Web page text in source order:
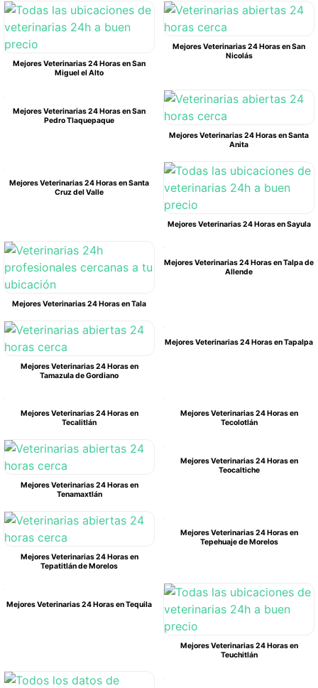
Mejores Veterinarias 24 Horas en San
Miguel el Alto
Mejores Veterinarias 24 Horas en San
Nicolás
Mejores Veterinarias 24 Horas en San
Pedro Tlaquepaque
Mejores Veterinarias 24 Horas en Santa
Anita
Mejores Veterinarias 24 Horas en Santa
Cruz del Valle
Mejores Veterinarias 24 Horas en Sayula
Mejores Veterinarias 24 Horas en Tala
Mejores Veterinarias 24 Horas en Talpa de
Allende
Mejores Veterinarias 24 Horas en
Tamazula de Gordiano
Mejores Veterinarias 24 Horas en Tapalpa
Mejores Veterinarias 24 Horas en
Tecalitlán
Mejores Veterinarias 24 Horas en
Tecolotlán
Mejores Veterinarias 24 Horas en
Tenamaxtlán
Mejores Veterinarias 24 Horas en
Teocaltiche
Mejores Veterinarias 24 Horas en
Tepatitlán de Morelos
Mejores Veterinarias 24 Horas en
Tepehuaje de Morelos
Mejores Veterinarias 24 Horas en Tequila
Mejores Veterinarias 24 Horas en
Teuchitlán